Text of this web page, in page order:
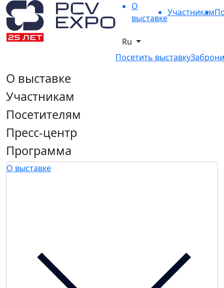
О
выставке
Участникам
Ru
Посетить выставку
О выставке
Участникам
Посетителям
Пресс-центр
Программа
О выставке